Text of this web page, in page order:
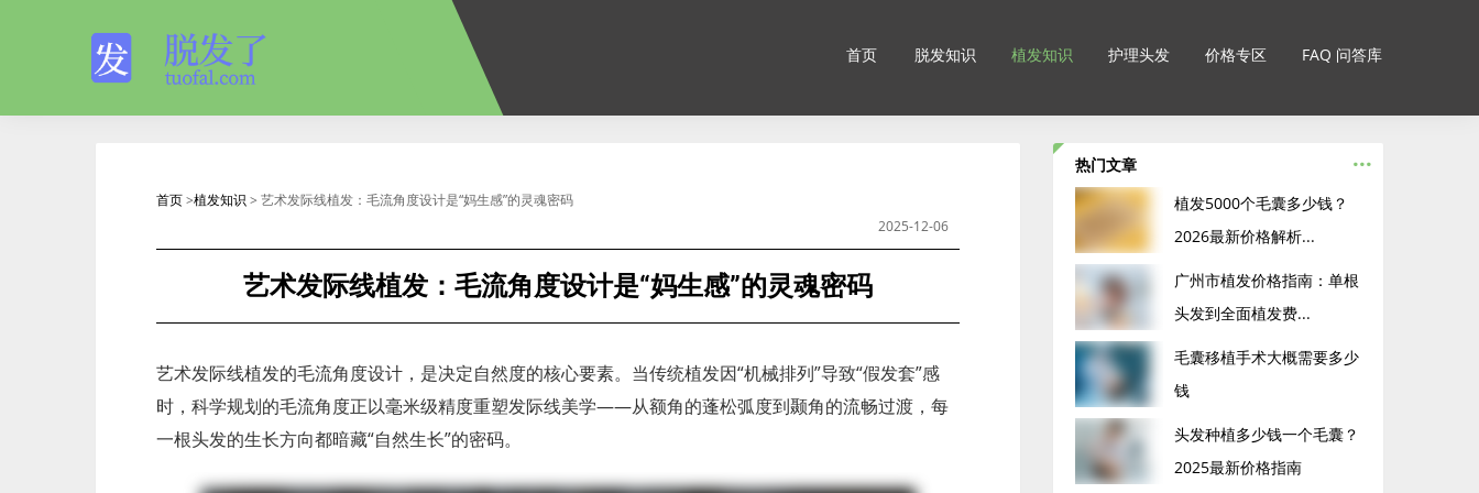
首页 脱发知识 植发知识 护理头发 价格专区 FAQ 问答库
首页>植发知识 > 艺术发际线植发：毛流角度设计是“妈生感”的灵魂密码
2025-12-06
艺术发际线植发：毛流角度设计是“妈生感”的灵魂密码
艺术发际线植发的毛流角度设计，是决定自然度的核心要素。当传统植发因“机械排列”导致“假发套”感
时，科学规划的毛流角度正以毫米级精度重塑发际线美学——从额角的蓬松弧度到颞角的流畅过渡，每
一根头发的生长方向都暗藏“自然生长”的密码。
热门文章 ...
‌植发5000个毛囊多少钱？
2026最新价格解析...
广州市植发价格指南：单根
头发到全面植发费...
毛囊移植手术大概需要多少
钱
头发种植多少钱一个毛囊？
2025最新价格指南